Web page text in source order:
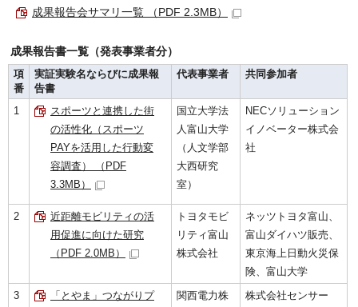
成果報告会サマリ一覧 （PDF 2.3MB）
成果報告書一覧（発表事業者分）
項
番
実証実験名ならびに成果報
告書
代表事業者 共同参加者
1
スポーツと連携した街
の活性化（スポーツ
PAYを活用した行動変
容調査） （PDF
3.3MB）
国立大学法
人富山大学
（人文学部
大西研究
室）
NECソリューション
イノベーター株式会
社
2
近距離モビリティの活
用促進に向けた研究
（PDF 2.0MB）
トヨタモビ
リティ富山
株式会社
ネッツトヨタ富山、
富山ダイハツ販売、
東京海上日動火災保
険、富山大学
3
「とやま」つながりプ
関西電力株
株式会社センサー